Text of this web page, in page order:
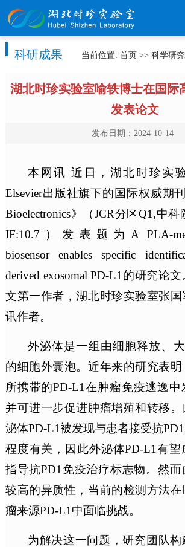
科研成果 当前位置:首页 >>科学研究
湖北时珍实验室喻轶博士在国际
发表论文
发布日期：2024-10-14
本网讯 近日，湖北时珍实
Elsevier出版社旗下的国际权威期刊
Bioelectronics》（JCR分区Q1,中科
IF:10.7）发表题为A PLA-
biosensor enables specific
derived exosomal PD-L1的研究论
文第一作者，湖北时珍实验室张国
讯作者。
外泌体是一组由细胞释放、
的细胞外囊泡。近年来的研究表
所携带的PD-L1在肿瘤免疫逃逸中
并可进一步促进肿瘤增殖和转移
泌体PD-L1被发现与患者接受抗
程度有关，因此外泌体PD-L1有
指导抗PD1免疫治疗标志物。然
较高的异质性，当前的检测方法
瘤来源PD-L1中面临挑战。
为解决这一问题，研究团队